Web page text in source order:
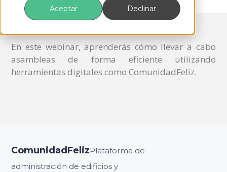
Aceptar
Declinar
En este webinar, aprenderás cómo llevar a cabo
asambleas de forma eficiente utilizando
herramientas digitales como ComunidadFeliz.
ComunidadFelizPlataforma de
administración de edificios y